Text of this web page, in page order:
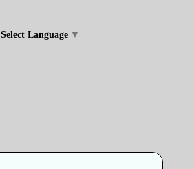
Select Language ▼